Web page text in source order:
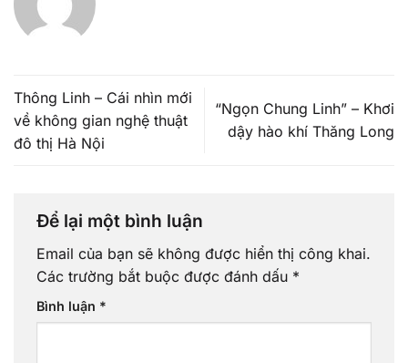
Thông Linh – Cái nhìn mới
về không gian nghệ thuật
đô thị Hà Nội
“Ngọn Chung Linh” – Khơi
dậy hào khí Thăng Long
Để lại một bình luận
Email của bạn sẽ không được hiển thị công khai.
Các trường bắt buộc được đánh dấu *
Bình luận *